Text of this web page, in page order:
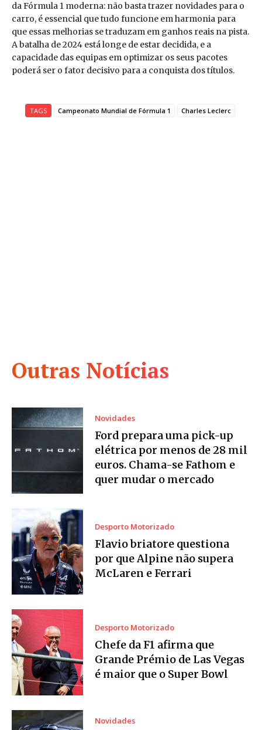
Outras Notícias
Novidades
Ford prepara uma pick-up
elétrica por menos de 28 mil
euros. Chama-se Fathom e
quer mudar o mercado
Desporto Motorizado
Flavio briatore questiona
por que Alpine não supera
McLaren e Ferrari
Desporto Motorizado
Chefe da F1 afirma que
Grande Prémio de Las Vegas
é maior que o Super Bowl
Novidades
da Fórmula 1 moderna: não basta trazer novidades para o
carro, é essencial que tudo funcione em harmonia para
que essas melhorias se traduzam em ganhos reais na pista.
A batalha de 2024 está longe de estar decidida, e a
capacidade das equipas em optimizar os seus pacotes
poderá ser o fator decisivo para a conquista dos títulos.
TAGS Campeonato Mundial de Fórmula 1 Charles Leclerc